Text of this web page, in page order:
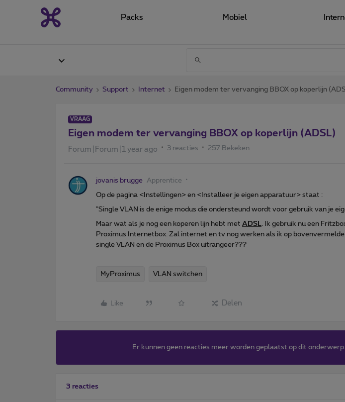
Packs Mobiel
Community Support Internet Eigen modem ter vervanging BBOX op koperlijn
VRAAG
Eigen modem ter vervanging BBOX op koperlijn (ADSL)
Forum|Forum|1 year ago 3 reacties 257 Bekeken
jovanis brugge Apprentice
Op de pagina <Instellingen> en <Installeer je eigen apparatuur> staat :
"Single VLAN is de enige modus die ondersteund wordt voor gebruik van je
Maar wat als je nog een koperen lijn hebt met ADSL . Ik gebruik nu een
Proximus Internetbox. Zal internet en tv nog werken als ik op
single VLAN en de Proximus Box uitrangeer???
MyProximus VLAN switchen
Like Delen
Er kunnen geen reacties meer worden geplaatst op dit onderwerp.
3 reacties